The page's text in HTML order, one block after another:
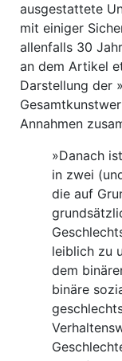
ausgestattete
mit einiger
allenfalls 30
an dem Artikel
Darstellung der
Annahmen
»Danach
in zwei
die auf
leiblich zu
dem
binäre